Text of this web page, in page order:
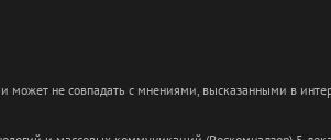
не совпадать с мнениями, высказанными в